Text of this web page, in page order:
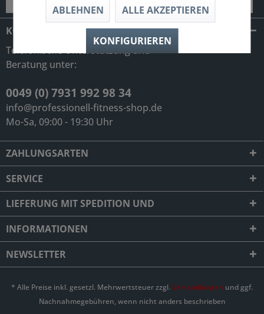
KONTAKT
Telefonische Unterstützung und
Beratung unter:
0049 (0) 7931 992 98 34
info@professionell-fitness-shop.de
Mo-Sa, 09:00 - 19:30 Uhr
ZAHLUNGSARTEN
SERVICE
LIEFERUNG MIT SPEDITION UND
INFORMATIONEN
NEWSLETTER
* Alle Preise inkl. gesetzl. Mehrwertsteuer zzgl. Versandkosten und ggf.
Nachnahmegebühren, wenn nicht anders beschrieben
ABLEHNEN ALLE AKZEPTIEREN
KONFIGURIEREN